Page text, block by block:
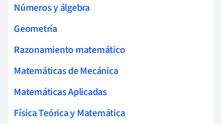
Números y álgebra
Geometría
Razonamiento matemático
Matemáticas de Mecánica
Matemáticas Aplicadas
Física Teórica y Matemática